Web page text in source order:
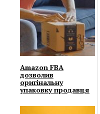
Amazon FBA
дозволив
оригінальну
упаковку продавця